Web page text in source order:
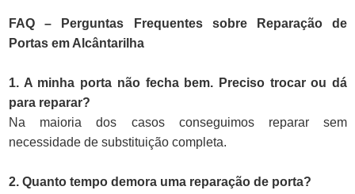
FAQ – Perguntas Frequentes sobre Reparação de
Portas em Alcântarilha
1. A minha porta não fecha bem. Preciso trocar ou dá
para reparar?
Na maioria dos casos conseguimos reparar sem
necessidade de substituição completa.
2. Quanto tempo demora uma reparação de porta?